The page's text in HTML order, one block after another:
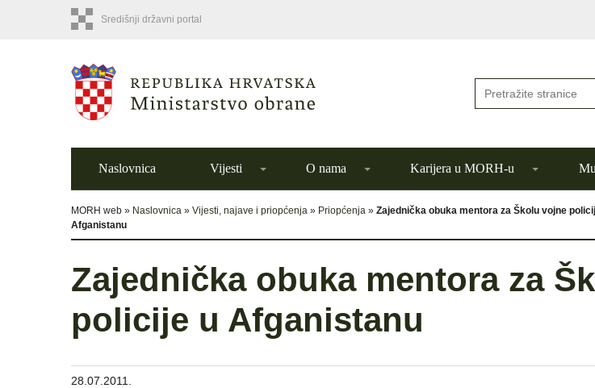
Središnji državni portal
Naslovnica Vijesti O nama Karijera u MORH-u
MORH web » Naslovnica » Vijesti, najave i priopćenja » Priopćenja » Zajednička obuka mentora za Školu vojne
Afganistanu
Zajednička obuka mentora za
policije u Afganistanu
28.07.2011.